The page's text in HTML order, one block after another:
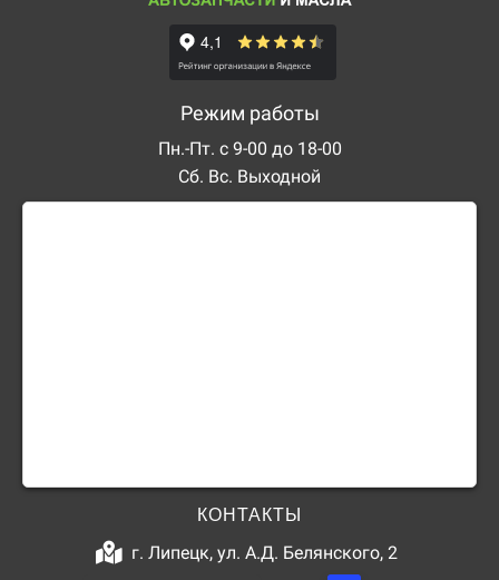
Режим работы
Пн.-Пт. с 9-00 до 18-00
Сб. Вс. Выходной
КОНТАКТЫ
г. Липецк, ул. А.Д. Белянского, 2